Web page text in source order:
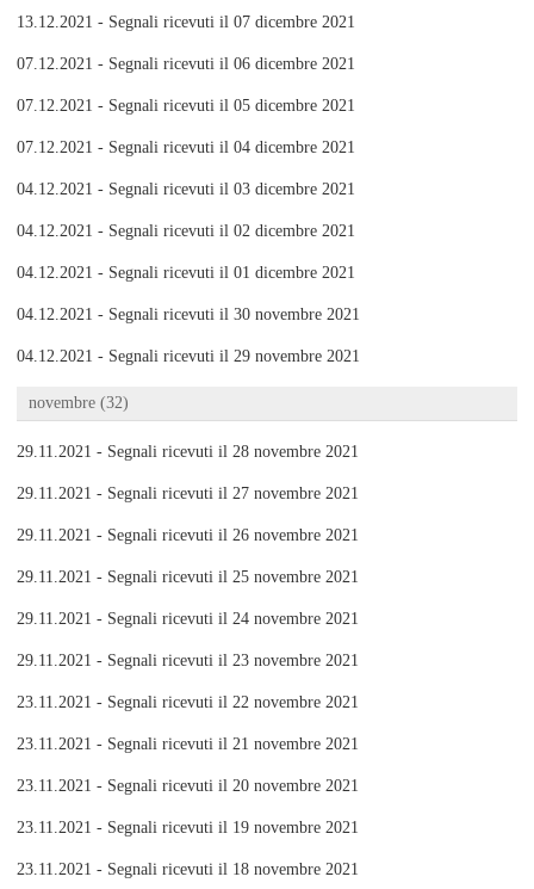
13.12.2021 - Segnali ricevuti il 07 dicembre 2021
07.12.2021 - Segnali ricevuti il 06 dicembre 2021
07.12.2021 - Segnali ricevuti il 05 dicembre 2021
07.12.2021 - Segnali ricevuti il 04 dicembre 2021
04.12.2021 - Segnali ricevuti il 03 dicembre 2021
04.12.2021 - Segnali ricevuti il 02 dicembre 2021
04.12.2021 - Segnali ricevuti il 01 dicembre 2021
04.12.2021 - Segnali ricevuti il 30 novembre 2021
04.12.2021 - Segnali ricevuti il 29 novembre 2021
novembre (32)
29.11.2021 - Segnali ricevuti il 28 novembre 2021
29.11.2021 - Segnali ricevuti il 27 novembre 2021
29.11.2021 - Segnali ricevuti il 26 novembre 2021
29.11.2021 - Segnali ricevuti il 25 novembre 2021
29.11.2021 - Segnali ricevuti il 24 novembre 2021
29.11.2021 - Segnali ricevuti il 23 novembre 2021
23.11.2021 - Segnali ricevuti il 22 novembre 2021
23.11.2021 - Segnali ricevuti il 21 novembre 2021
23.11.2021 - Segnali ricevuti il 20 novembre 2021
23.11.2021 - Segnali ricevuti il 19 novembre 2021
23.11.2021 - Segnali ricevuti il 18 novembre 2021